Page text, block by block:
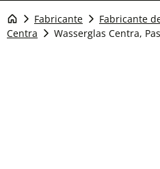
Fabricante Fabricante
Centra
Wasserglas Centra,